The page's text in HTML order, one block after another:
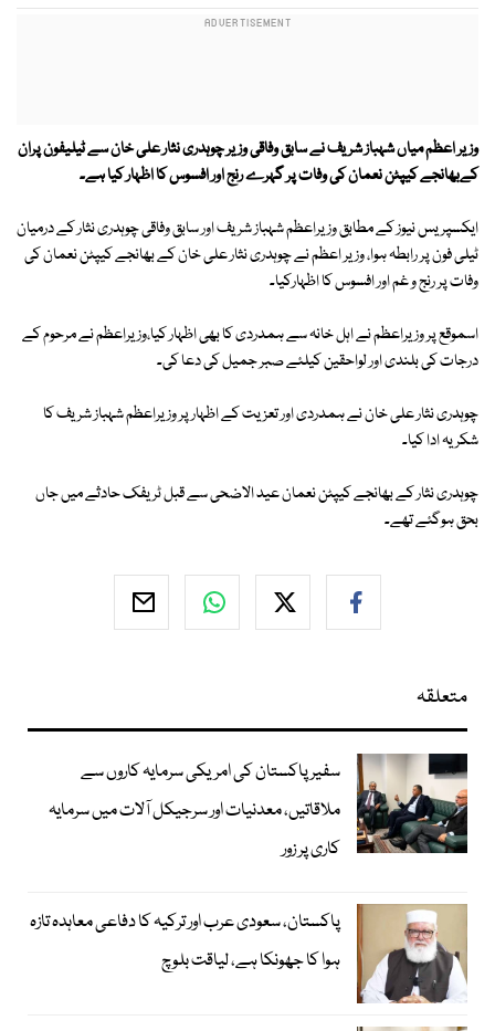
وزیر اعظم میاں شہباز شریف نے سابق وفاقی وزیر چوہدری نثار علی خان سے ٹیلیفون پران
کےبھانجے کیپٹن نعمان کی وفات پر گہرے رنج اور افسوس کا اظہار کیا ہے۔
ایکسپریس نیوز کے مطابق وزیراعظم شہباز شریف اور سابق وفاقی چوہدری نثار کے درمیان
ٹیلی فون پر رابطہ ہوا، وزیر اعظم نے چوہدری نثار علی خان کے بھانجے کیپٹن نعمان کی
وفات پر رنج و غم اور افسوس کا اظہارکیا۔
اسموقع پر وزیراعظم نے اہل خانہ سے ہمدردی کا بھی اظہار کیا،وزیراعظم نے مرحوم کے
درجات کی بلندی اور لواحقین کیلئے صبر جمیل کی دعا کی۔
چوہدری نثار علی خان نے ہمدردی اور تعزیت کے اظہار پر وزیراعظم شہباز شریف کا
شکریہ ادا کیا۔
چوہدری نثار کے بھانجے کیپٹن نعمان عید الاضحی سے قبل ٹریفک حادثے میں جاں
بحق ہوگئے تھے۔
متعلقہ
سفیر پاکستان کی امریکی سرمایہ کاروں سے
ملاقاتیں، معدنیات اور سرجیکل آلات میں سرمایہ
کاری پر زور
پاکستان، سعودی عرب اور ترکیہ کا دفاعی معاہدہ تازہ
ہوا کا جھونکا ہے، لیاقت بلوچ